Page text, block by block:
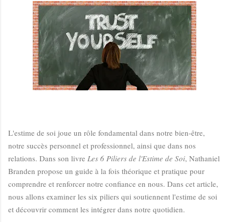
L'estime de soi joue un rôle fondamental dans notre bien-être,
notre succès personnel et professionnel, ainsi que dans nos
relations. Dans son livre Les 6 Piliers de l'Estime de Soi, Nathaniel
Branden propose un guide à la fois théorique et pratique pour
comprendre et renforcer notre confiance en nous. Dans cet article,
nous allons examiner les six piliers qui soutiennent l'estime de soi
et découvrir comment les intégrer dans notre quotidien.